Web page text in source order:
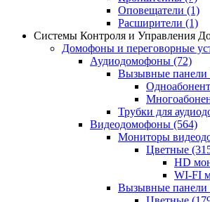
Оповещатели (1)
Расширители (1)
Системы Контроля и Управления
Домофоны и переговорные
Аудиодомофоны (72)
Вызывные панели
Трубки для
Видеодомофоны (564)
Мониторы
Цветные
HD
WI-FI
Вызывные панели